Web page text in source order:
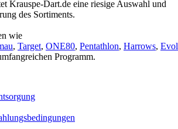
Krauspe-Dart.de eine riesige Auswahl und
des Sortiments.
wie
, Target, ONE80, Pentathlon, Harrows,
Programm.